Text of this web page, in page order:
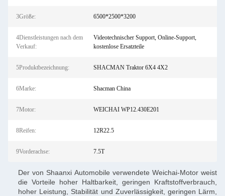
3Größe: 6500*2500*3200
4Dienstleistungen nach dem
Verkauf:
Videotechnischer Support, Online-Support,
kostenlose Ersatzteile
5Produktbezeichnung: SHACMAN Traktor 6X4 4X2
6Marke: Shacman China
7Motor: WEICHAI WP12.430E201
8Reifen: 12R22.5
9Vorderachse: 7.5T
Der von Shaanxi Automobile verwendete Weichai-Motor weist
die Vorteile hoher Haltbarkeit, geringen Kraftstoffverbrauch,
hoher Leistung, Stabilität und Zuverlässigkeit, geringen Lärm,